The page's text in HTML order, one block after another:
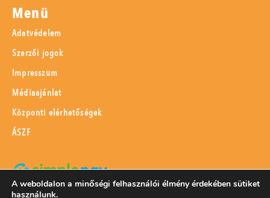
Menü
Adatvédelem
Szerzői jogok
Impresszum
Médiaajánlat
Központi elérhetőségek
ÁSZF
A weboldalon a minőségi felhasználói élmény érdekében sütiket
használunk.